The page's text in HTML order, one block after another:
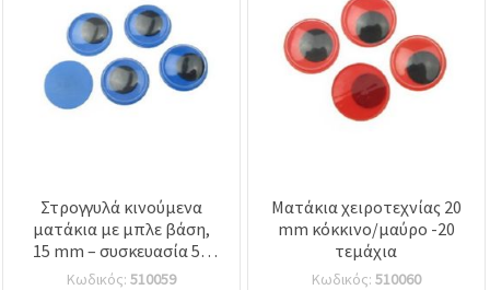
Στρογγυλά κινούμενα
ματάκια με μπλε βάση,
15 mm – συσκευασία 50
τεμ. για DIY χειροτεχνίες
Κωδικός: 510059
Ματάκια χειροτεχνίας 20
mm κόκκινο/μαύρο -20
τεμάχια
Κωδικός: 510060